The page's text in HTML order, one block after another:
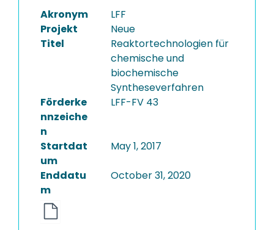
PROJECTS
Akronym
LFF
Projekt
Titel
Neue
Reaktortechnologien für
chemische und
biochemische
Syntheseverfahren
Förderke
nnzeiche
n
LFF-FV 43
Startdat
um
May 1, 2017
Enddatu
m
October 31, 2020